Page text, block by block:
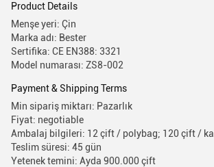
Product Details
Menşe yeri: Çin
Marka adı: Bester
Sertifika: CE EN388: 3321
Model numarası: ZS8-002
Payment & Shipping Terms
Min sipariş miktarı: Pazarlık
Fiyat: negotiable
Ambalaj bilgileri: 12 çift / polybag; 120 çift /
Teslim süresi: 45 gün
Yetenek temini: Ayda 900.000 çift